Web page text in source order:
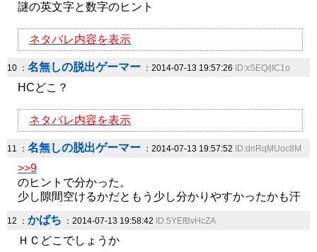
謎の英文字と数字のヒント
ネタバレ内容を表示
10 ： 名無しの脱出ゲーマー ：2014-07-13 19:57:26 ID:xSEQ/jIC1o
HCどこ？
ネタバレ内容を表示
11 ： 名無しの脱出ゲーマー ：2014-07-13 19:57:52 ID:dnRqMUoc8M
>>9
のヒントで分かった。
少し隙間空けるかだともう少し分かりやすかったかも汗
12 ： かばち ：2014-07-13 19:58:42 ID:5YEfBvHcZA
ＨＣどこでしょうか